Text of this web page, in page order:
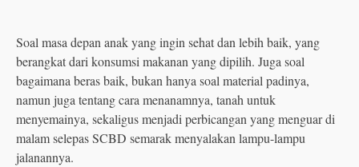
Soal masa depan anak yang ingin sehat dan lebih baik, yang
berangkat dari konsumsi makanan yang dipilih. Juga soal
bagaimana beras baik, bukan hanya soal material padinya,
namun juga tentang cara menanamnya, tanah untuk
menyemainya, sekaligus menjadi perbicangan yang menguar di
malam selepas SCBD semarak menyalakan lampu-lampu
jalanannya.